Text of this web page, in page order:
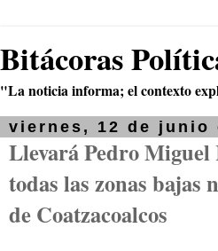
Bitácoras
"La noticia informa; el contexto
viernes, 12 de junio
Llevará Pedro Miguel
todas las zonas bajas
de Coatzacoalcos